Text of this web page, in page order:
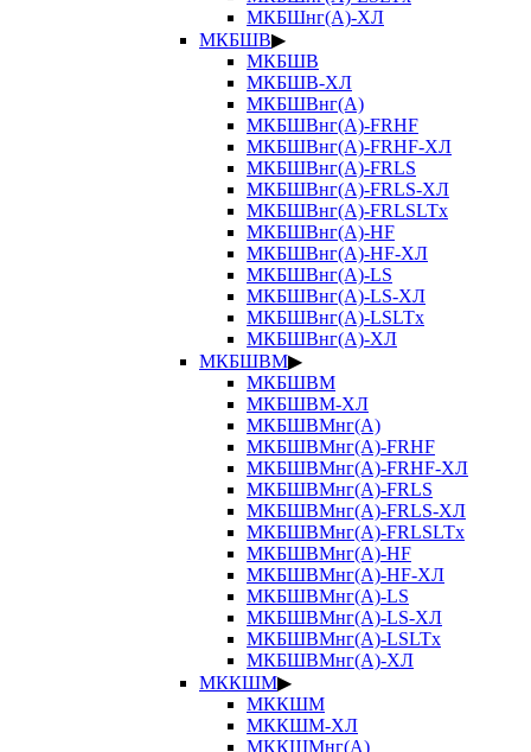
МКБШнг(А)-ХЛ
МКБШВ▶
МКБШВ
МКБШВ-ХЛ
МКБШВнг(А)
МКБШВнг(А)-FRHF
МКБШВнг(А)-FRHF-ХЛ
МКБШВнг(А)-FRLS
МКБШВнг(А)-FRLS-ХЛ
МКБШВнг(А)-FRLSLTx
МКБШВнг(А)-HF
МКБШВнг(А)-HF-ХЛ
МКБШВнг(А)-LS
МКБШВнг(А)-LS-ХЛ
МКБШВнг(А)-LSLTx
МКБШВнг(А)-ХЛ
МКБШВМ▶
МКБШВМ
МКБШВМ-ХЛ
МКБШВМнг(А)
МКБШВМнг(А)-FRHF
МКБШВМнг(А)-FRHF-ХЛ
МКБШВМнг(А)-FRLS
МКБШВМнг(А)-FRLS-ХЛ
МКБШВМнг(А)-FRLSLTx
МКБШВМнг(А)-HF
МКБШВМнг(А)-HF-ХЛ
МКБШВМнг(А)-LS
МКБШВМнг(А)-LS-ХЛ
МКБШВМнг(А)-LSLTx
МКБШВМнг(А)-ХЛ
МККШМ▶
МККШМ
МККШМ-ХЛ
МККШМнг(А)